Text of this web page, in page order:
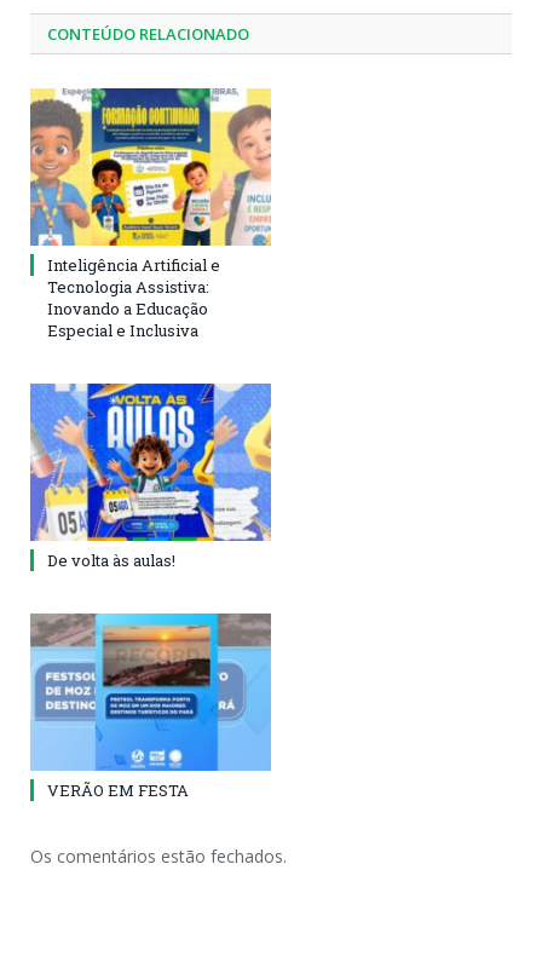
CONTEÚDO RELACIONADO
Inteligência Artificial e
Tecnologia Assistiva:
Inovando a Educação
Especial e Inclusiva
De volta às aulas!
VERÃO EM FESTA
Os comentários estão fechados.